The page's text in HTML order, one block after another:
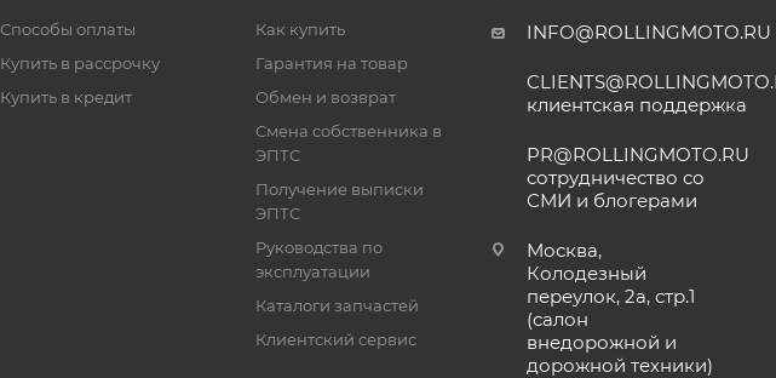
Способы оплаты
Купить в рассрочку
Купить в кредит
Как купить
Гарантия на товар
Обмен и возврат
Смена собственника в
ЭПТС
Получение выписки
ЭПТС
Руководства по
эксплуатации
Каталоги запчастей
Клиентский сервис
INFO@ROLLINGMOTO.RU
клиентская поддержка
PR@ROLLINGMOTO.RU
сотрудничество со
СМИ и блогерами
Москва,
Колодезный
переулок, 2а, стр.1
(салон
внедорожной и
дорожной техники)